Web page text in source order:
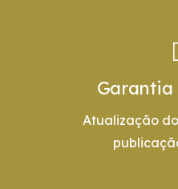
Garantia
Atualização